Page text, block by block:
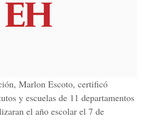
Marlon Escoto, certificó
y escuelas de 11 departamentos
el año escolar el 7 de